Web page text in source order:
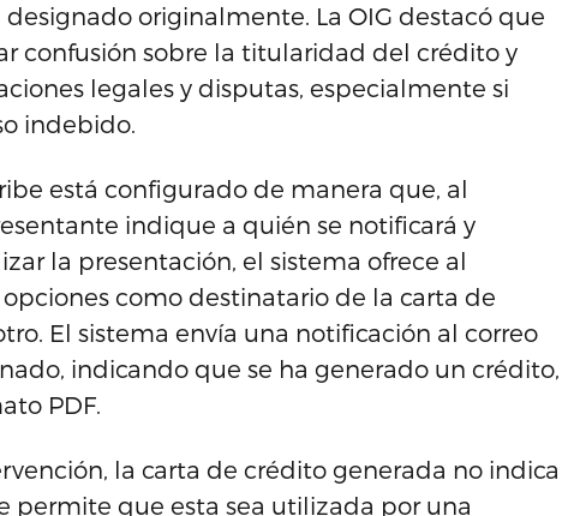
originalmente. La OIG destacó que
confusión sobre la titularidad del crédito y
legales y disputas, especialmente si
indebido.
está configurado de manera que, al
indique a quién se notificará y
la presentación, el sistema ofrece al
como destinatario de la carta de
El sistema envía una notificación al correo
indicando que se ha generado un crédito,
PDF.
la carta de crédito generada no indica
permite que esta sea utilizada por una